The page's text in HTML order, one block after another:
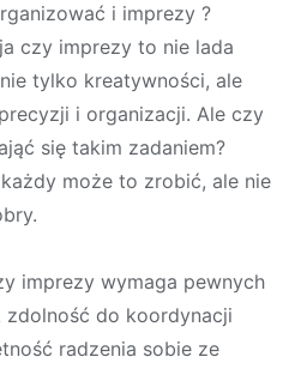
i imprezy ?
czy imprezy to nie lada
tylko kreatywności, ale
i organizacji. Ale czy
się takim zadaniem?
może to zrobić, ale nie
imprezy wymaga pewnych
zdolność do koordynacji
radzenia sobie ze